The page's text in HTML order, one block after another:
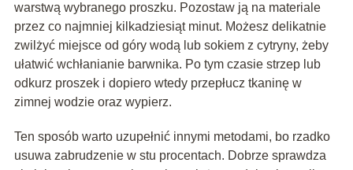
warstwą wybranego proszku. Pozostaw ją na materiale
przez co najmniej kilkadziesiąt minut. Możesz delikatnie
zwilżyć miejsce od góry wodą lub sokiem z cytryny, żeby
ułatwić wchłanianie barwnika. Po tym czasie strzep lub
odkurz proszek i dopiero wtedy przepłucz tkaninę w
zimnej wodzie oraz wypierz.
Ten sposób warto uzupełnić innymi metodami, bo rzadko
usuwa zabrudzenie w stu procentach. Dobrze sprawdza